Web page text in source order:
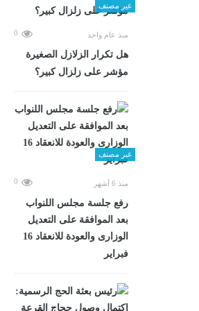
غير مصنف
منذ عام واحد 0
هل تكرار الزلازل الصغيرة
مؤشر على زلزال كبير؟
غير مصنف
منذ 6 أشهر 0
رفع جلسة مجلس اللنواب
بعد الموافقة على التعديل
الوزارى والعودة للانعقاد 16
فبراير